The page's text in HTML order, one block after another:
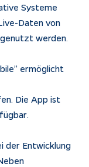
Systeme
Daten von
werden.
ermöglicht
Die App ist
der Entwicklung